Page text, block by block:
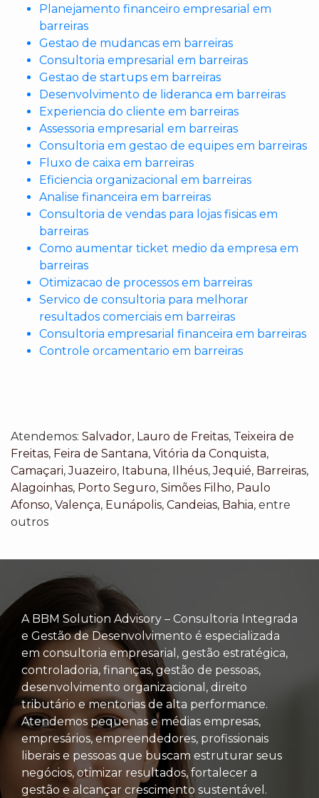
Planejamento financeiro empresarial em
barreiras
Gestao de mudancas em barreiras
Consultoria empresarial em barreiras
Gestao de startups em barreiras
Desenvolvimento de lideranca em barreiras
Experiencia do cliente em barreiras
Assessoria empresarial em barreiras
Consultoria em gestao de equipes em barreiras
Fluxo de caixa em barreiras
Eficiencia organizacional em barreiras
Analise financeira em barreiras
Consultoria de vendas para lojas fisicas em
barreiras
Como aumentar ticket medio da empresa em
barreiras
Otimizacao de processos em barreiras
Servico de consultoria para melhorar
resultados comerciais em barreiras
Consultoria empresarial financeira em barreiras
Controle orcamentario em barreiras
Atendemos: Salvador, Lauro de Freitas, Teixeira de
Freitas, Feira de Santana, Vitória da Conquista,
Camaçari,Juazeiro, Itabuna, Ilhéus,Jequié, Barreiras,
Alagoinhas, Porto Seguro, Simões Filho, Paulo
Afonso, Valença, Eunápolis, Candeias, Bahia, entre
outros
A BBM Solution Advisory – Consultoria Integrada
e Gestão de Desenvolvimento é especializada
em consultoria empresarial, gestão estratégica,
controladoria, finanças, gestão de pessoas,
desenvolvimento organizacional, direito
tributário e mentorias de alta performance.
Atendemos pequenas e médias empresas,
empresários, empreendedores, profissionais
liberais e pessoas que buscam estruturar seus
negócios, otimizar resultados, fortalecer a
gestão e alcançar crescimento sustentável.